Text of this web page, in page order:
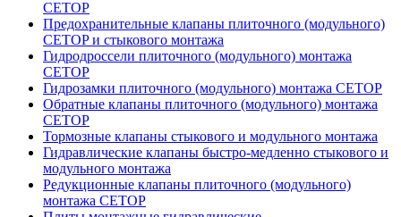
CETOP
Предохранительные клапаны плиточного (модульного)
CETOP и стыкового монтажа
Гидродроссели плиточного (модульного) монтажа
CETOP
Гидрозамки плиточного (модульного) монтажа CETOP
Обратные клапаны плиточного (модульного) монтажа
CETOP
Тормозные клапаны стыкового и модульного монтажа
Гидравлические клапаны быстро-медленно стыкового и
модульного монтажа
Редукционные клапаны плиточного (модульного)
монтажа CETOP